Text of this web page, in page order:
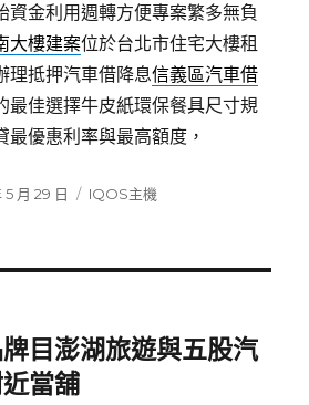
資金利用週轉方便專案繁多無負
大樓建案位於台北市住宅大樓租
理抵押汽車借降息信義區汽車借
最佳選擇牛皮紙環保餐具尺寸規
最優惠利率與最高額度，
月 29 日
分
IQOS主機
目澎湖旅遊與五股汽
當舖